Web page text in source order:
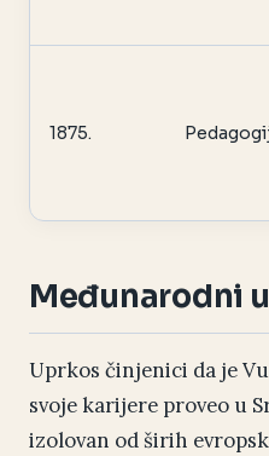
1875.
Međunarodni
Uprkos činjenici da je
svoje karijere proveo u
izolovan od širih